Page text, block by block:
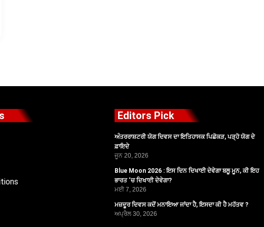
Editors Pick
ਅੰਤਰਰਾਸ਼ਟਰੀ ਯੋਗ ਦਿਵਸ ਦਾ ਇਤਿਹਾਸਕ ਪਿਛੋਕੜ, ਪੜ੍ਹੋ ਯੋਗ ਦੇ
ਫ਼ਾਇਦੇ
ਜੂਨ 20, 2026
Blue Moon 2026 : ਇਸ ਦਿਨ ਦਿਖਾਈ ਦੇਵੇਗਾ ਬਲੂ ਮੂਨ, ਕੀ ਇਹ
ਭਾਰਤ ‘ਚ ਦਿਖਾਈ ਦੇਵੇਗਾ?
ਮਈ 7, 2026
ਮਜ਼ਦੂਰ ਦਿਵਸ ਕਦੋਂ ਮਨਾਇਆ ਜਾਂਦਾ ਹੈ, ਇਸਦਾ ਕੀ ਹੈ ਮਹੱਤਵ ?
ਅਪ੍ਰੈਲ 30, 2026